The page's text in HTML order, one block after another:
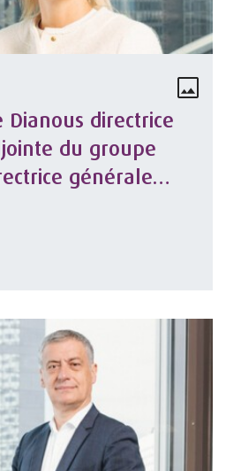
Dianous directrice
du groupe
générale